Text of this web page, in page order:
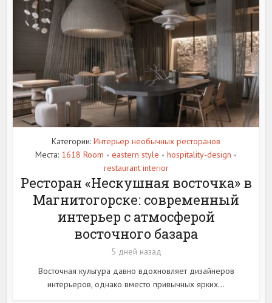
Категории: Интерьер необычных ресторанов
Места: 1618 Room • eastern style • hospitality-design •
restaurant interior
Ресторан «Нескушная восточка» в
Магнитогорске: современный
интерьер с атмосферой
восточного базара
5 дней назад
Восточная культура давно вдохновляет дизайнеров
интерьеров, однако вместо привычных ярких...